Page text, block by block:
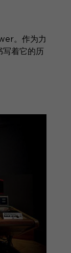
。作为力
写着它的历